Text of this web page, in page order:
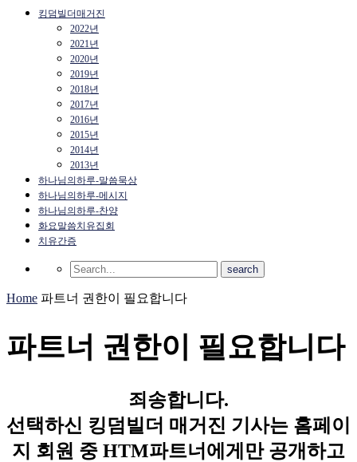
킹덤빌더매거진
2022년
2021년
2020년
2019년
2018년
2017년
2016년
2015년
2014년
2013년
하나님의하루-말씀묵상
하나님의하루-메시지
하나님의하루-찬양
화요말씀치유집회
치유간증
Home 파트너 권한이 필요합니다
파트너 권한이 필요합니다
죄송합니다.
선택하신 킹덤빌더 매거진 기사는 홈페이
지 회원 중 HTM파트너에게만 공개하고